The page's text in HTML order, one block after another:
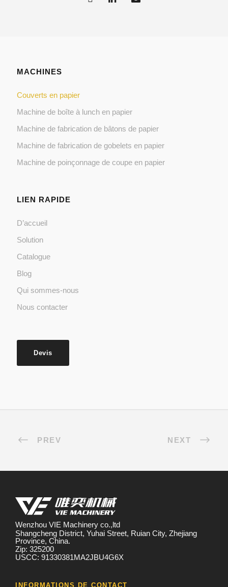
MACHINES
Couverts en papier
Machine de boîte à lunch en papier
Machine de fabrication de bâtons de papier
Machine de fabrication de gobelets en papier
Machine de poinçonnage de coupe en papier
LIEN RAPIDE
D’accueil
Solution
Catalogue
Blog
Qui sommes-nous
Nous contacter
Devis
PREV NEXT
Wenzhou VIE Machinery co.,ltd
Shangcheng District, Yuhai Street, Ruian City, Zhejiang
Province, China.
Zip: 325200
USCC: 91330381MA2JBU4G6X
INFORMATIONS DE CONTACT